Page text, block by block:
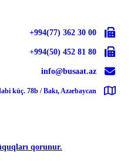
+994(77) 362 30 00
+994(50) 452 81 80
info@busaat.az
küç. 78b / Bakı, Azərbaycan
qorunur.